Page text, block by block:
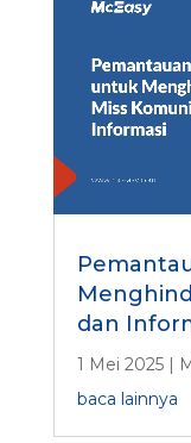
dan
1 Mei 2025|
baca lainnya